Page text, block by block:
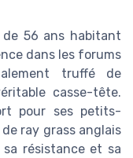
56 ans habitant
dans les forums
truffé de
casse-tête.
pour ses petits-
ray grass anglais
résistance et sa